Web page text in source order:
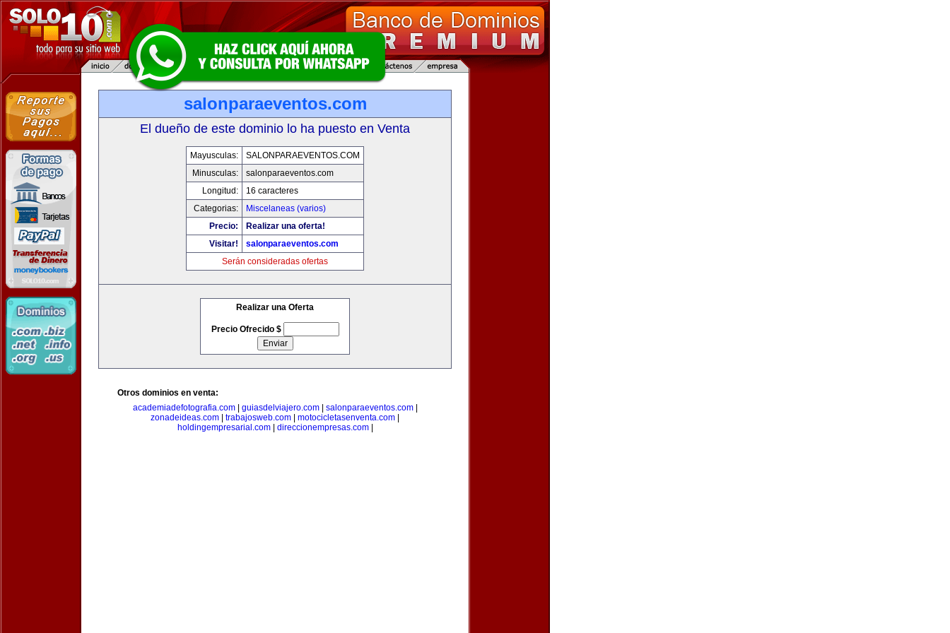
salonparaeventos.com
El dueño de este dominio lo ha puesto en Venta
Mayusculas:
SALONPARAEVENTOS.COM
Minusculas:
salonparaeventos.com
Longitud:
16 caracteres
Categorias:
Miscelaneas (varios)
Precio:
Realizar una oferta!
Visitar!
salonparaeventos.com
Serán consideradas ofertas
Realizar una Oferta
Precio Ofrecido $
Otros dominios en venta:
academiadefotografia.com| guiasdelviajero.com| salonparaeventos.com|
zonadeideas.com
trabajosweb.com motocicletasenventa.com
holdingempresarial.com| direccionempresas.com|